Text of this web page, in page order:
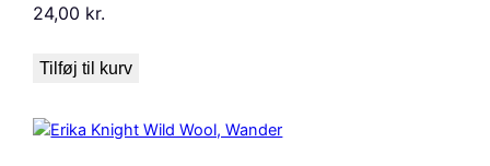
24,00 kr.
Tilføj til kurv